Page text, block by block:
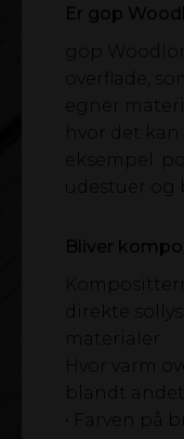
Er gop
gop
overflade,
egner
hvor det
eksempel:
udestuer og
Bliver
direkte
materialer.
Hvor varm
blandt andet
• Farven på